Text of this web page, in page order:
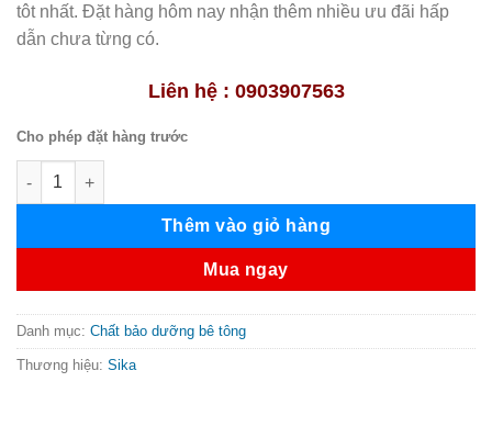
tôt nhất. Đặt hàng hôm nay nhận thêm nhiều ưu đãi hấp
dẫn chưa từng có.
Liên hệ : 0903907563
Cho phép đặt hàng trước
Hợp chất bảo dưỡng bê tông Sika Antisol S số lượng
Thêm vào giỏ hàng
Mua ngay
Danh mục: Chất bảo dưỡng bê tông
Thương hiệu: Sika